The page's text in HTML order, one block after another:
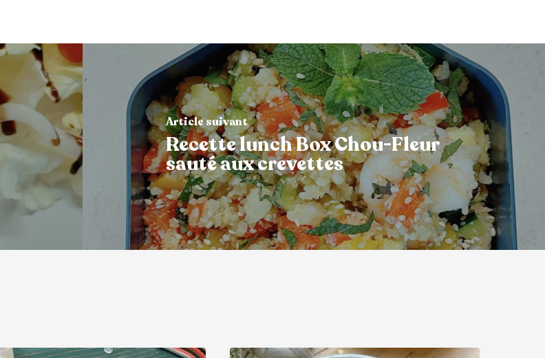
Article suivant
Recette lunch Box Chou-Fleur
sauté aux crevettes